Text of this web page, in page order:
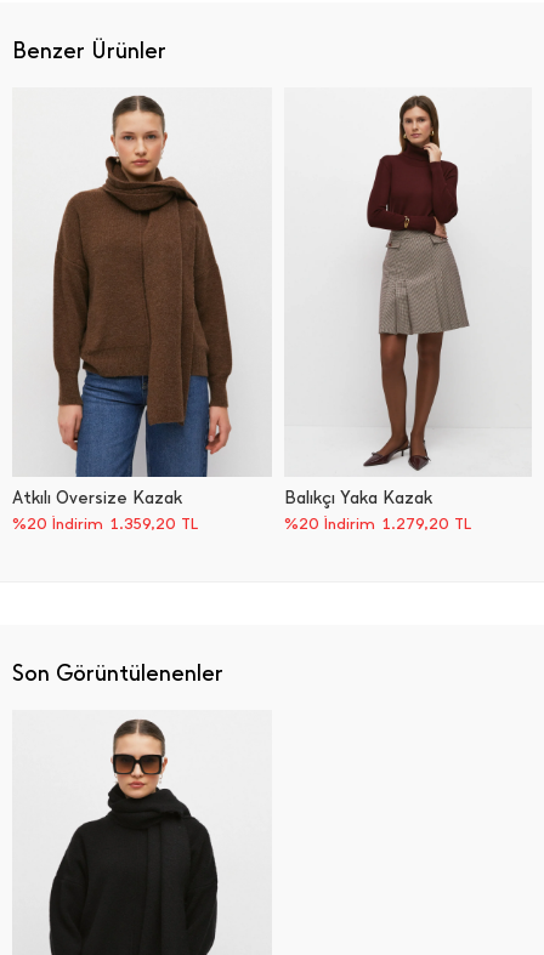
Benzer Ürünler
Atkılı Oversize Kazak
%20 İndirim 1.359,20 TL
Balıkçı Yaka Kazak
%20 İndirim 1.279,20 TL
Son Görüntülenenler